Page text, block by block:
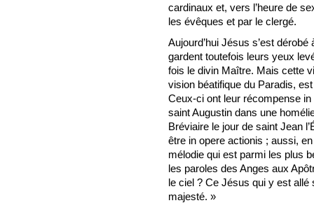
cardinaux et, vers l’heure de
les évêques et par le clergé.
Aujourd’hui Jésus s’est
gardent toutefois leurs yeux
fois le divin Maître. Mais cette
vision béatifique du Paradis,
Ceux-ci ont leur récompense
saint Augustin dans une
Bréviaire le jour de saint Jean
être in opere actionis ; aussi,
mélodie qui est parmi les plus
les paroles des Anges aux
le ciel ? Ce Jésus qui y est
majesté. »